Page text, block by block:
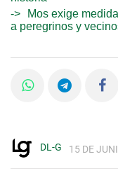
Mos exige
a peregrinos y
DL-G 15 DE